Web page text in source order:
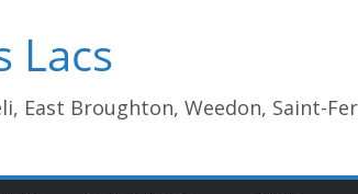
Lacs
East Broughton, Weedon, Saint-